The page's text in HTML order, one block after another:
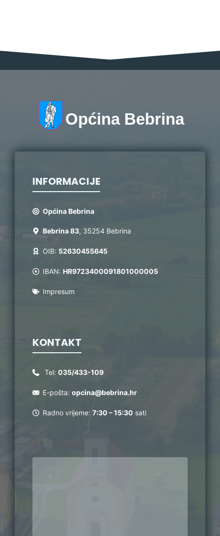
Općina Bebrina
INFORMACIJE
Općina Bebrina
Bebrina 83, 35254 Bebrina
OIB: 52630455645
IBAN: HR9723400091801000005
Impresum
KONTAKT
Tel: 035/433-109
E-pošta: opcina@bebrina.hr
Radno vrijeme: 7:30 – 15:30 sati